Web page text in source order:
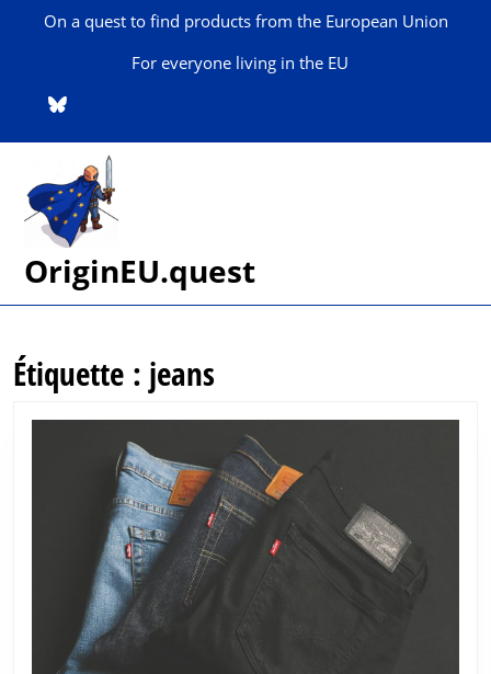
On a quest to find products from the European Union
For everyone living in the EU
OriginEU.quest
Étiquette : jeans